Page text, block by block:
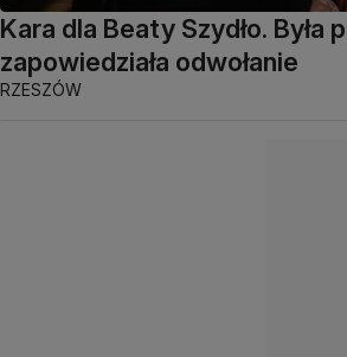
Kara dla Beaty Szydło. Była
zapowiedziała odwołanie
RZESZÓW